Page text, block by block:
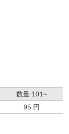
数量 101~
95 円